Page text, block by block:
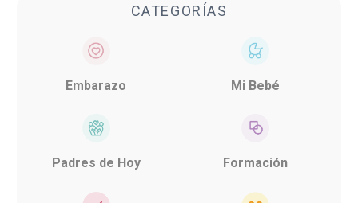
CATEGORÍAS
Embarazo Mi Bebé
Padres de Hoy Formación